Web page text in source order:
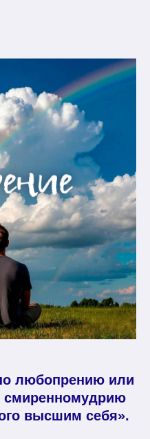
любопрению или
смиренномудрию
высшим себя».